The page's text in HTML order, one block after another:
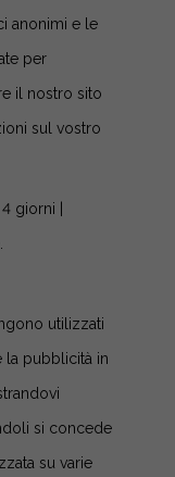
anonimi e le
per
il nostro sito
sul vostro
giorni |
utilizzati
la pubblicità in
si concede
su varie